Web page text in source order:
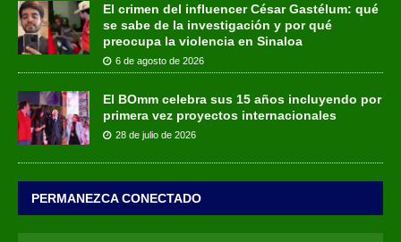
El crimen del influencer César Gastélum: qué
se sabe de la investigación y por qué
preocupa la violencia en Sinaloa
6 de agosto de 2026
El BOmm celebra sus 15 años incluyendo por
primera vez proyectos internacionales
28 de julio de 2026
PERMANEZCA CONECTADO